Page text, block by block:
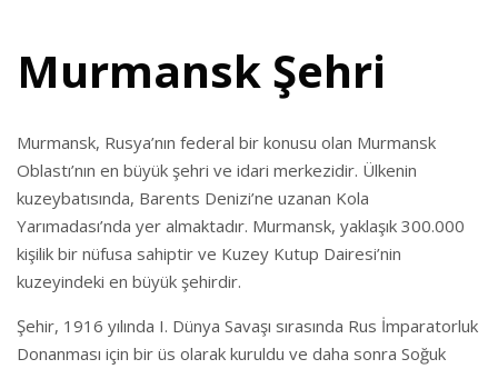
Murmansk Şehri
Murmansk, Rusya’nın federal bir konusu olan Murmansk
Oblastı’nın en büyük şehri ve idari merkezidir. Ülkenin
kuzeybatısında, Barents Denizi’ne uzanan Kola
Yarımadası’nda yer almaktadır. Murmansk, yaklaşık 300.000
kişilik bir nüfusa sahiptir ve Kuzey Kutup Dairesi’nin
kuzeyindeki en büyük şehirdir.
Şehir, 1916 yılında I. Dünya Savaşı sırasında Rus İmparatorluk
Donanması için bir üs olarak kuruldu ve daha sonra Soğuk